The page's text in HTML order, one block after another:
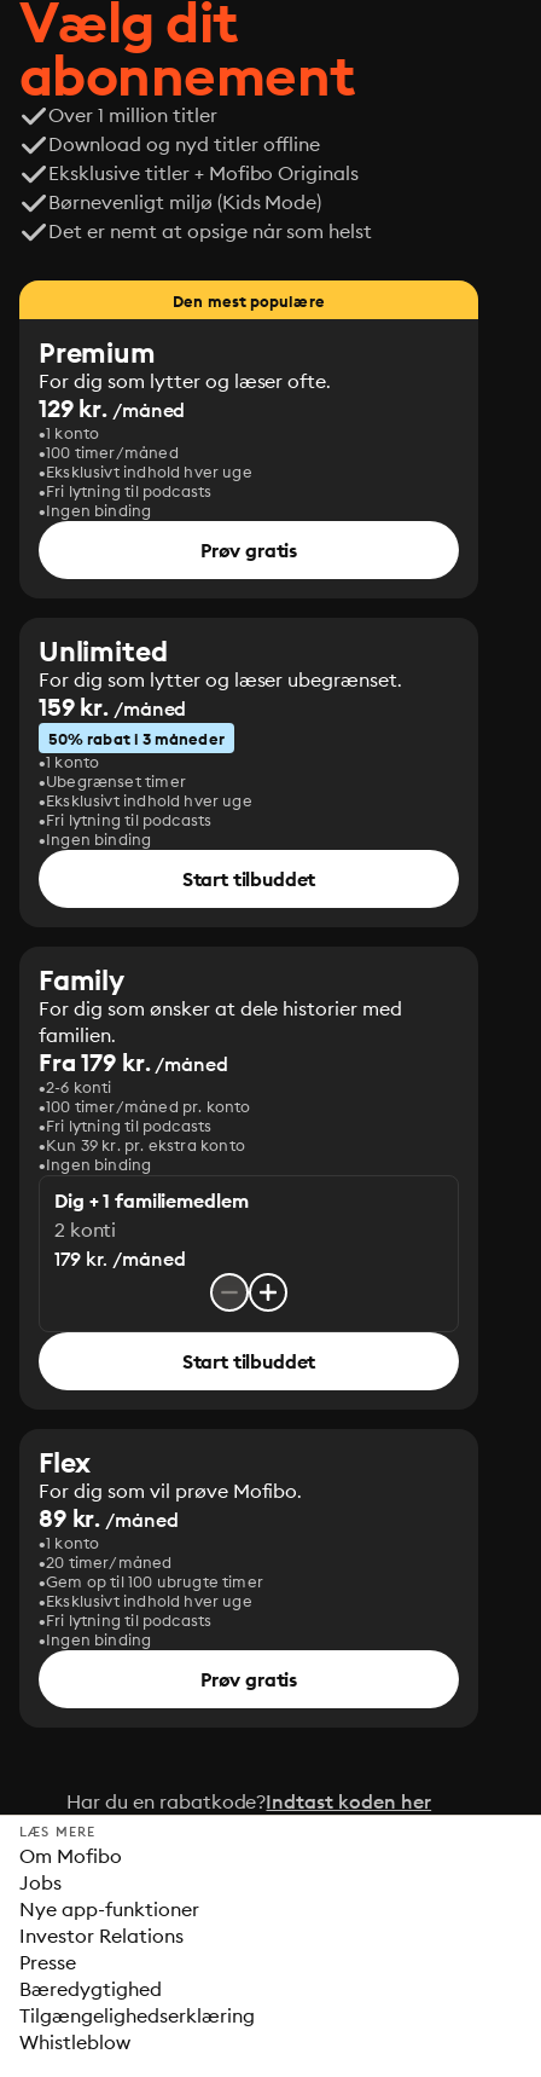
Vælg dit
abonnement
Over 1 million titler
Download og nyd titler offline
Eksklusive titler + Mofibo Originals
Børnevenligt miljø (Kids Mode)
Det er nemt at opsige når som helst
Den mest populære
Premium
For dig som lytter og læser ofte.
129 kr. /måned
1 konto
100 timer/måned
Eksklusivt indhold hver uge
Fri lytning til podcasts
Ingen binding
Prøv gratis
Unlimited
For dig som lytter og læser ubegrænset.
159 kr. /måned
50% rabat i 3 måneder
1 konto
Ubegrænset timer
Eksklusivt indhold hver uge
Fri lytning til podcasts
Ingen binding
Start tilbuddet
Family
For dig som ønsker at dele historier med
familien.
Fra 179 kr./måned
2-6 konti
100 timer/måned pr. konto
Fri lytning til podcasts
Kun 39 kr. pr. ekstra konto
Ingen binding
Dig + 1 familiemedlem
2 konti
179 kr. /måned
Start tilbuddet
Flex
For dig som vil prøve Mofibo.
89 kr. /måned
1 konto
20 timer/måned
Gem op til 100 ubrugte timer
Eksklusivt indhold hver uge
Fri lytning til podcasts
Ingen binding
Prøv gratis
Har du en rabatkode?Indtast koden her
LÆS MERE
Om Mofibo
Jobs
Nye app-funktioner
Investor Relations
Presse
Bæredygtighed
Tilgængelighedserklæring
Whistleblow